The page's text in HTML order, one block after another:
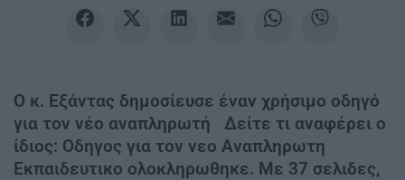
Ο κ. Εξάντας δημοσίευσε έναν χρήσιμο οδηγό
για τον νέο αναπληρωτή Δείτε τι αναφέρει ο
ίδιος: Οδηγος για τον νεο Αναπληρωτη
Εκπαιδευτικο ολοκληρωθηκε. Με 37 σελιδες,